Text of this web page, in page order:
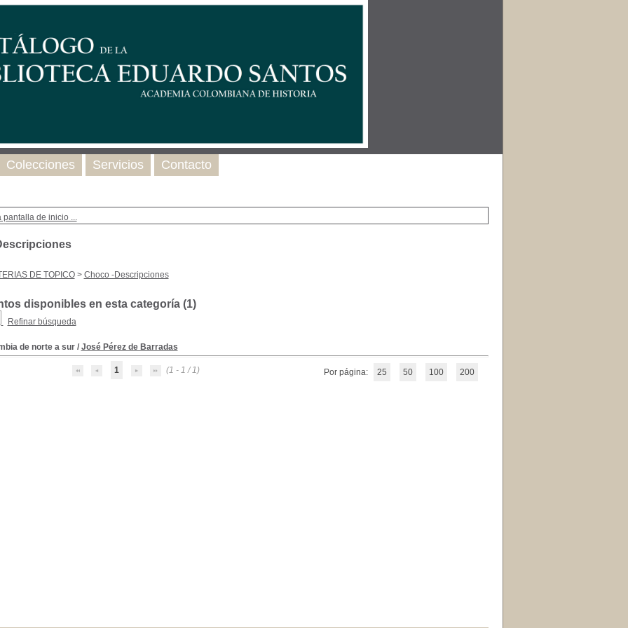
pantalla de inicio ...
DE TOPICO> Choco -Descripciones
disponibles en esta categoría (1)
Refinar búsqueda
de norte a sur/ José Pérez de Barradas
1 (1 - 1 / 1) Por página: 25 50 100 200
Colecciones Servicios Contacto